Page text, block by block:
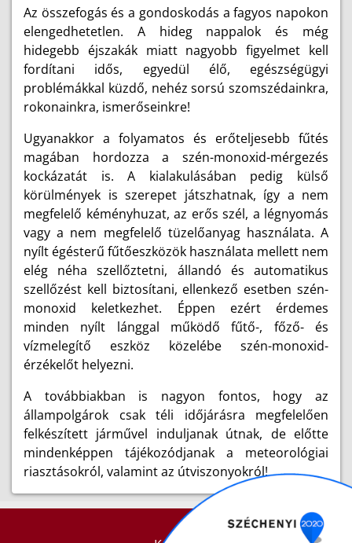
Az összefogás és a gondoskodás a fagyos napokon
elengedhetetlen. A hideg nappalok és még
hidegebb éjszakák miatt nagyobb figyelmet kell
fordítani idős, egyedül élő, egészségügyi
problémákkal küzdő, nehéz sorsú szomszédainkra,
rokonainkra, ismerőseinkre!
Ugyanakkor a folyamatos és erőteljesebb fűtés
magában hordozza a szén-monoxid-mérgezés
kockázatát is. A kialakulásában pedig külső
körülmények is szerepet játszhatnak, így a nem
megfelelő kéményhuzat, az erős szél, a légnyomás
vagy a nem megfelelő tüzelőanyag használata. A
nyílt égésterű fűtőeszközök használata mellett nem
elég néha szellőztetni, állandó és automatikus
szellőzést kell biztosítani, ellenkező esetben szén-
monoxid keletkezhet. Éppen ezért érdemes
minden nyílt lánggal működő fűtő-, főző- és
vízmelegítő eszköz közelébe szén-monoxid-
érzékelőt helyezni.
A továbbiakban is nagyon fontos, hogy az
állampolgárok csak téli időjárásra megfelelően
felkészített járművel induljanak útnak, de előtte
mindenképpen tájékozódjanak a meteorológiai
riasztásokról, valamint az útviszonyokról!